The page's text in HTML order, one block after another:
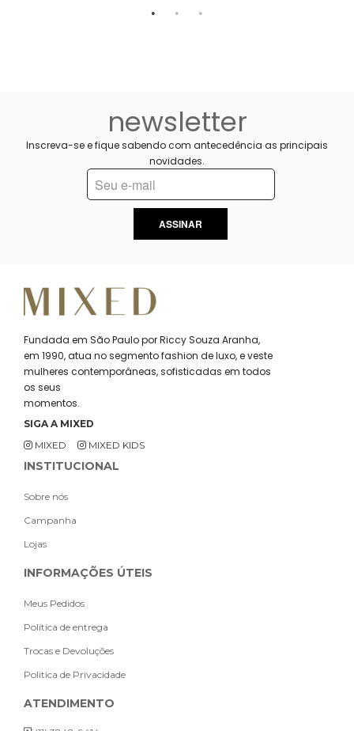
newsletter
Inscreva-se e fique sabendo com antecedência as principais
novidades.
ASSINAR
Fundada em São Paulo por Riccy Souza Aranha,
em 1990, atua no segmento fashion de luxo, e veste
mulheres contemporâneas, sofisticadas em todos
os seus
momentos.
SIGA A MIXED
MIXED
MIXED KIDS
INSTITUCIONAL
Sobre nós
Campanha
Lojas
INFORMAÇÕES ÚTEIS
Meus Pedidos
Política de entrega
Trocas e Devoluções
Politica de Privacidade
ATENDIMENTO